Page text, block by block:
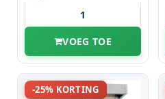
VOEG TOE
-25% KORTING